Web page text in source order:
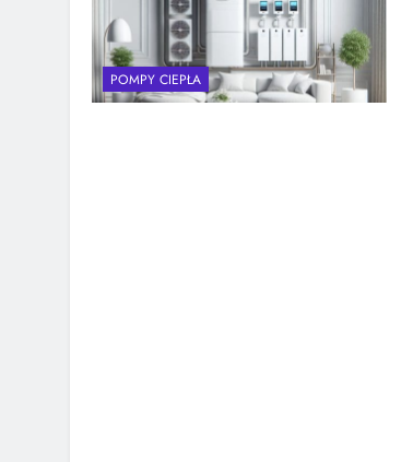
POMPY CIEPŁA